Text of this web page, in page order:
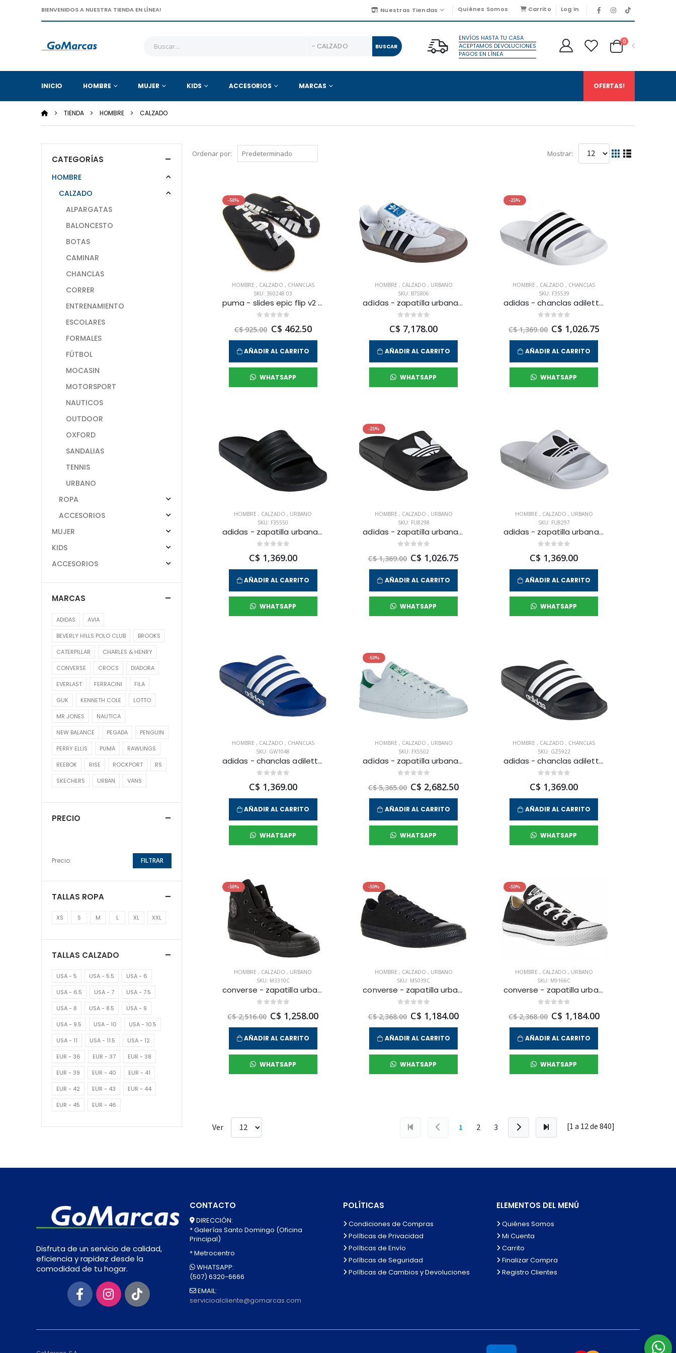
BIENVENIDOS A NUESTRA TIENDA EN LÍNEA! Nuestras Tiendas Quiénes Somos Carrito Log In
BUSCAR
ENVÍOS HASTA TU CASA
ACEPTAMOS DEVOLUCIONES
PAGOS EN LÍNEA
0
INICIO HOMBRE MUJER KIDS ACCESORIOS MARCAS OFERTAS!
TIENDA HOMBRE CALZADO
Ordenar por: Mostrar:
-50%
HOMBRE , CALZADO , CHANCLAS
SKU: 360248 03
puma - slides epic flip v2 para hombre
C$ 925.00 C$ 462.50
AÑADIR AL CARRITO
WHATSAPP
HOMBRE , CALZADO , URBANO
SKU: B75806
adidas - zapatilla urbana samba og para hombre
C$ 7,178.00
AÑADIR AL CARRITO
WHATSAPP
-25%
HOMBRE, CALZADO, CHANCLAS
SKU: F35539
adidas - chanclas adilette aqua para hombre
C$ 1,369.00 C$ 1,026.75
AÑADIR AL CARRITO
WHATSAPP
HOMBRE, CALZADO, URBANO
SKU: F35550
adidas - zapatilla urbana adilette aqua para hombre
C$ 1,369.00
AÑADIR AL CARRITO
WHATSAPP
-25%
HOMBRE , CALZADO , URBANO
SKU: FU8298
adidas - zapatilla urbana adilette lite para hombre
C$ 1,369.00 C$ 1,026.75
AÑADIR AL CARRITO
WHATSAPP
HOMBRE , CALZADO , URBANO
SKU: FU8297
adidas - zapatilla urbana adilette lite para hombre
C$ 1,369.00
AÑADIR AL CARRITO
WHATSAPP
HOMBRE , CALZADO , CHANCLAS
SKU: GW1048
adidas - chanclas adilette shower para hombre
C$ 1,369.00
AÑADIR AL CARRITO
WHATSAPP
-50%
HOMBRE , CALZADO , URBANO
SKU: FX5502
adidas - zapatilla urbana stan smith para hombre
C$ 5,365.00 C$ 2,682.50
AÑADIR AL CARRITO
WHATSAPP
HOMBRE, CALZADO, CHANCLAS
SKU: GZ5922
adidas - chanclas adilette shower para hombre
C$ 1,369.00
AÑADIR AL CARRITO
WHATSAPP
-50%
HOMBRE, CALZADO, URBANO
SKU: M3310C
converse - zapatilla urbana chuck taylor all star hi para hombre
C$ 2,516.00 C$ 1,258.00
AÑADIR AL CARRITO
WHATSAPP
-50%
HOMBRE , CALZADO , URBANO
SKU: M5039C
converse - zapatilla urbana chuck taylor all star core ox para hombre
C$ 2,368.00 C$ 1,184.00
AÑADIR AL CARRITO
WHATSAPP
-50%
HOMBRE , CALZADO , URBANO
SKU: M9166C
converse - zapatilla urbana chuck taylor all star para hombre
C$ 2,368.00 C$ 1,184.00
AÑADIR AL CARRITO
WHATSAPP
Ver 1 2 3 [1 a 12de840]
CATEGORÍAS
HOMBRE
CALZADO
ALPARGATAS
BALONCESTO
BOTAS
CAMINAR
CHANCLAS
CORRER
ENTRENAMIENTO
ESCOLARES
FORMALES
FÚTBOL
MOCASIN
MOTORSPORT
NAUTICOS
OUTDOOR
OXFORD
SANDALIAS
TENNIS
URBANO
ROPA
ACCESORIOS
MUJER
KIDS
ACCESORIOS
MARCAS
ADIDAS
AVIA
BEVERLY HILLS POLO CLUB
BROOKS
CATERPILLAR
CHARLES & HENRY
CONVERSE
CROCS
DIADORA
EVERLAST
FERRACINI
FILA
GUK
KENNETH COLE
LOTTO
MR JONES
NAUTICA
NEW BALANCE
PEGADA
PENGUIN
PERRY ELLIS
PUMA
RAWLINGS
REEBOK
RISE ROCKPORT
RS
SKECHERS
URBAN VANS
PRECIO
Precio: FILTRAR
TALLAS ROPA
XS S M L XL XXL
TALLAS CALZADO
USA - 5 USA - 5.5
USA - 6
USA - 6.5
USA - 7
USA - 7.5
USA - 8
USA - 8.5
USA - 9
USA - 9.5
USA - 10
USA - 10.5
USA - 11
USA - 11.5
USA - 12
EUR - 36
EUR - 37
EUR - 38
EUR - 39
EUR - 40
EUR - 41
EUR - 42
EUR - 43
EUR - 44
EUR - 45
EUR - 46
Disfruta de un servicio de calidad,
eficiencia y rapidez desde la
comodidad de tu hogar.
CONTACTO
DIRECCIÓN:
* Galerías Santo Domingo (Oficina
Principal)
* Metrocentro
WHATSAPP:
(507) 6320-6666
EMAIL:
servicioalcliente@gomarcas.com
POLÍTICAS
Condiciones de Compras
Políticas de Privacidad
Políticas de Envío
Políticas de Seguridad
Políticas de Cambios y Devoluciones
ELEMENTOS DEL MENÚ
Quiénes Somos
Mi Cuenta
Carrito
Finalizar Compra
Registro Clientes